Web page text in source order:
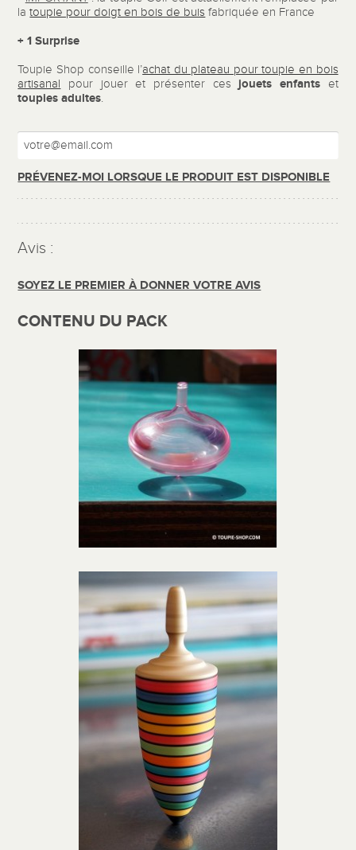
latoupie pour doigt en bois de buis fabriquée en France
+ 1 Surprise
Toupie Shop conseille l’achat du plateau pour toupie en bois
artisanal pour jouer et présenter cesjouets enfantset
toupies adultes.
PRÉVENEZ-MOI LORSQUE LE PRODUIT EST DISPONIBLE
Avis :
SOYEZ LE PREMIER À DONNER VOTRE AVIS
CONTENU DU PACK